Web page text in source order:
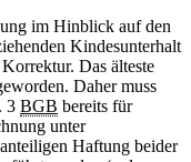
im Hinblick auf den
Kindesunterhalt
Das älteste
Daher muss
3 BGB bereits für
unter
Haftung beider